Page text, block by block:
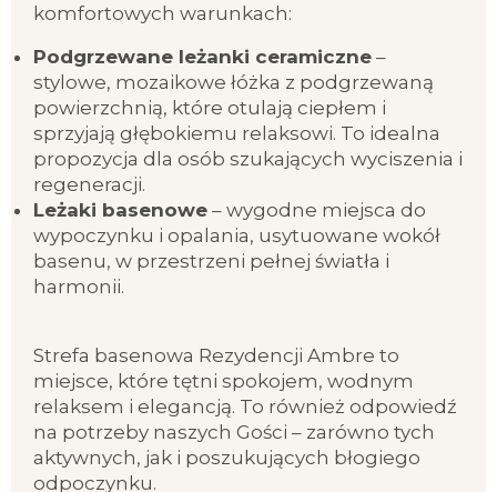
komfortowych warunkach:
Podgrzewane leżanki ceramiczne –
stylowe, mozaikowe łóżka z podgrzewaną
powierzchnią, które otulają ciepłem i
sprzyjają głębokiemu relaksowi. To idealna
propozycja dla osób szukających wyciszenia i
regeneracji.
Leżaki basenowe – wygodne miejsca do
wypoczynku i opalania, usytuowane wokół
basenu, w przestrzeni pełnej światła i
harmonii.
Strefa basenowa Rezydencji Ambre to
miejsce, które tętni spokojem, wodnym
relaksem i elegancją. To również odpowiedź
na potrzeby naszych Gości – zarówno tych
aktywnych, jak i poszukujących błogiego
odpoczynku.